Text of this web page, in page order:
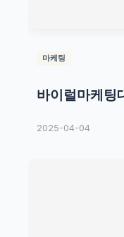
마케팅
바이럴마케팅
2025-04-04